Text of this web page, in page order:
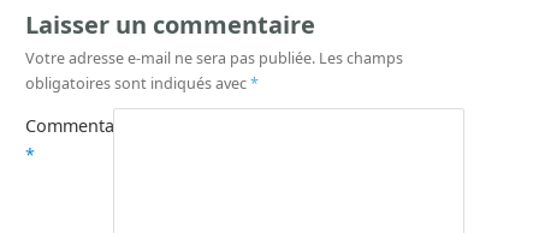
Laisser un commentaire
Votre adresse e-mail ne sera pas publiée. Les champs
obligatoires sont indiqués avec*
Commentaire
*